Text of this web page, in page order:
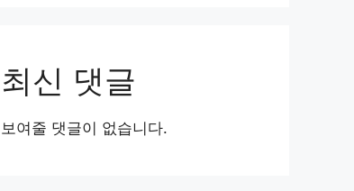
최신 댓글
보여줄 댓글이 없습니다.